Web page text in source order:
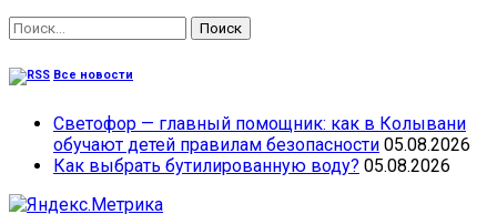
Найти:
Все новости
Светофор — главный помощник: как в Колывани
обучают детей правилам безопасности 05.08.2026
Как выбрать бутилированную воду? 05.08.2026